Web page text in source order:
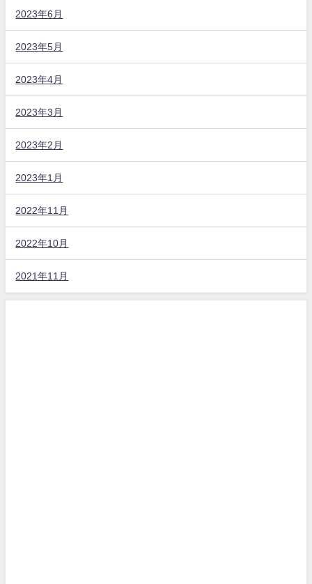
2023年6月
2023年5月
2023年4月
2023年3月
2023年2月
2023年1月
2022年11月
2022年10月
2021年11月